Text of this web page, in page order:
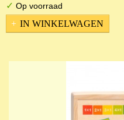
✓ Op voorraad
IN WINKELWAGEN